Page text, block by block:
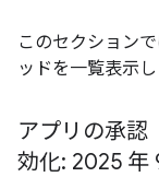
このセクション
ッドを一覧表示し
アプリの承認
効化: 2025 年